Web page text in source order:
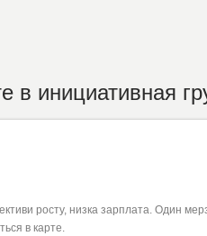
в инициативная
росту, низка зарплата. Один
в карте.